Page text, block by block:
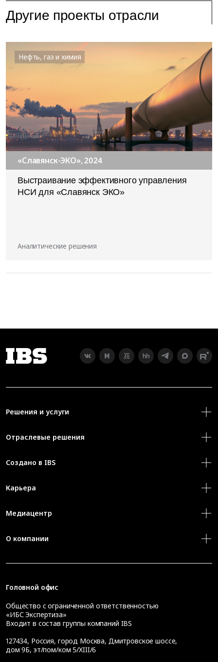
Другие проекты отрасли
Нефть, газ и химия
«Славянск-ЭКО», 2024
Выстраивание эффективного управления
НСИ для «Славянск ЭКО»
Аналитические решения
Решения и услуги
Отраслевые решения
Создано в IBS
Карьера
Медиацентр
О компании
Головной офис
Общество с ограниченной ответственностью
«ИБС Экспертиза»
Входит в состав группы компаний IBS
127434, Россия, город Москва, Дмитровское шоссе,
дом 9Б, эт/пом/ком 5/XIII/6